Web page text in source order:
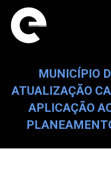
MUNICÍPIO
ATUALIZAÇÃO
APLICAÇÃO